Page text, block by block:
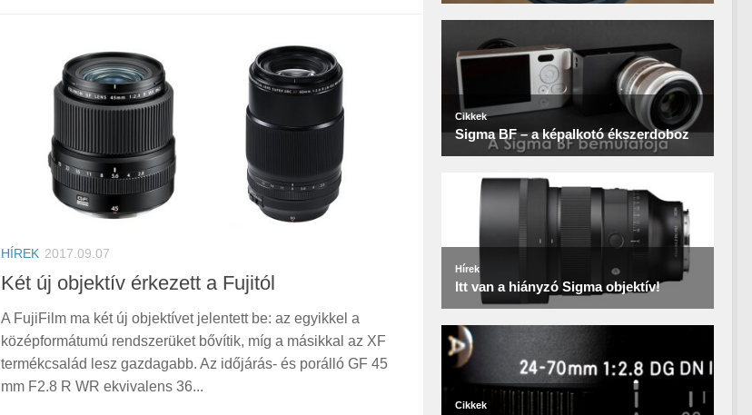
HÍREK 2017.09.07
Két új objektív érkezett a Fujitól
A FujiFilm ma két új objektívet jelentett be: az egyikkel a
középformátumú rendszerüket bővítik, míg a másikkal az XF
termékcsalád lesz gazdagabb. Az időjárás- és porálló GF 45
mm F2.8 R WR ekvivalens 36...